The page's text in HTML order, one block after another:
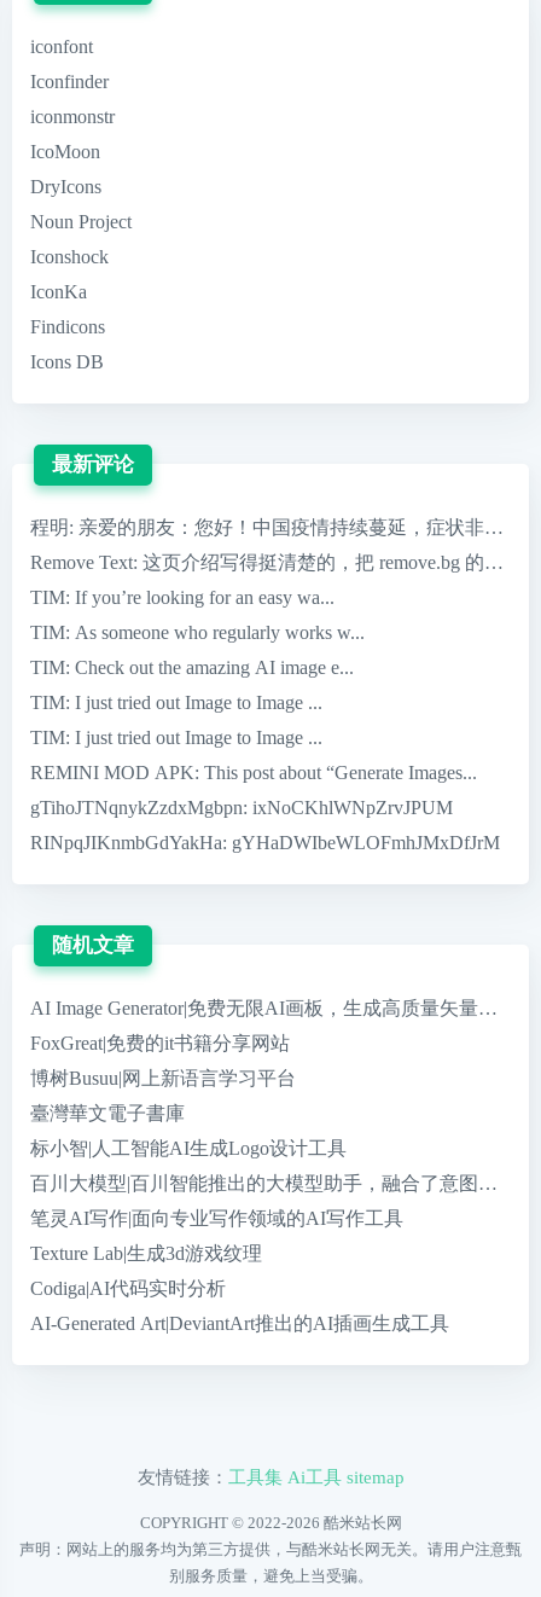
iconfont
Iconfinder
iconmonstr
IcoMoon
DryIcons
Noun Project
Iconshock
IconKa
Findicons
Icons DB
最新评论
程明: 亲爱的朋友：您好！中国疫情持续蔓延，症状非常严
Remove Text: 这页介绍写得挺清楚的，把 remove.bg 的核心
TIM: If you’re looking for an easy wa...
TIM: As someone who regularly works w...
TIM: Check out the amazing AI image e...
TIM: I just tried out Image to Image ...
TIM: I just tried out Image to Image ...
REMINI MOD APK: This post about “Generate Images...
gTihoJTNqnykZzdxMgbpn: ixNoCKhlWNpZrvJPUM
RINpqJIKnmbGdYakHa: gYHaDWIbeWLOFmhJMxDfJrM
随机文章
AI Image Generator|免费无限AI画板，生成高质量矢量艺术
FoxGreat|免费的it书籍分享网站
博树Busuu|网上新语言学习平台
臺灣華文電子書庫
标小智|人工智能AI生成Logo设计工具
百川大模型|百川智能推出的大模型助手，融合了意图理解
笔灵AI写作|面向专业写作领域的AI写作工具
Texture Lab|生成3d游戏纹理
Codiga|AI代码实时分析
AI-Generated Art|DeviantArt推出的AI插画生成工具
友情链接： 工具集 Ai工具 sitemap
COPYRIGHT © 2022-2026 酷米站长网
声明：网站上的服务均为第三方提供，与酷米站长网无关。请用户注意甄
别服务质量，避免上当受骗。